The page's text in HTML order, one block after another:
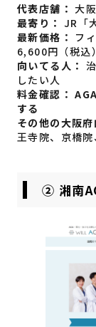
代表店舗： 大
最寄り： JR「
最新価格： フ
6,600円（税込）
向いてる人：
したい人
料金確認：
する
その他の大阪府
王寺院、京橋
② 湘南